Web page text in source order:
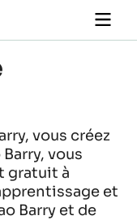
main
vous créez
vous
gratuit à
et
Barry et de